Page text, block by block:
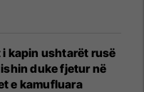
kapin ushtarët rusë
duke fjetur në
e kamufluara